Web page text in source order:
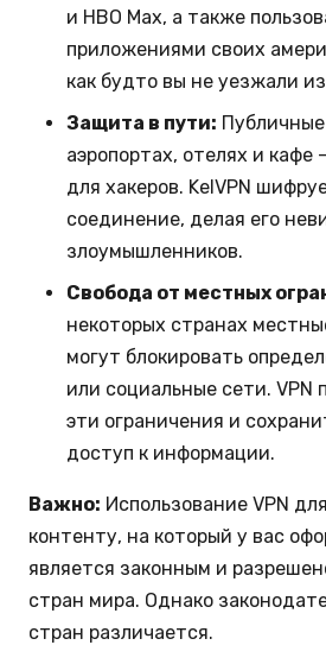
и HBO Max, а также
приложениями своих
как будто вы не уезжали
Защита в пути:
аэропортах, отелях и кафе
для хакеров. KelVPN
соединение, делая его
злоумышленников.
Свобода от местных
некоторых странах
могут блокировать
или социальные сети. VPN
эти ограничения и
доступ к информации.
Важно: Использование VPN
контенту, на который у вас
является законным и
стран мира. Однако
стран различается.